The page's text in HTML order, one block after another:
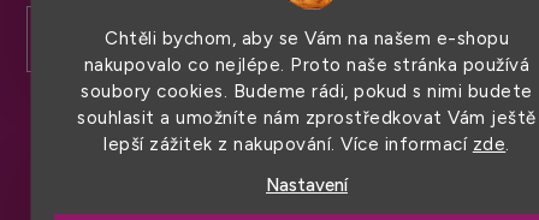
Chtěli bychom, aby se Vám na našem e-shopu
nakupovalo co nejlépe. Proto naše stránka používá
soubory cookies. Budeme rádi, pokud s nimi budete
souhlasit a umožníte nám zprostředkovat Vám ještě
lepší zážitek z nakupování. Více informací zde
Nastavení
a